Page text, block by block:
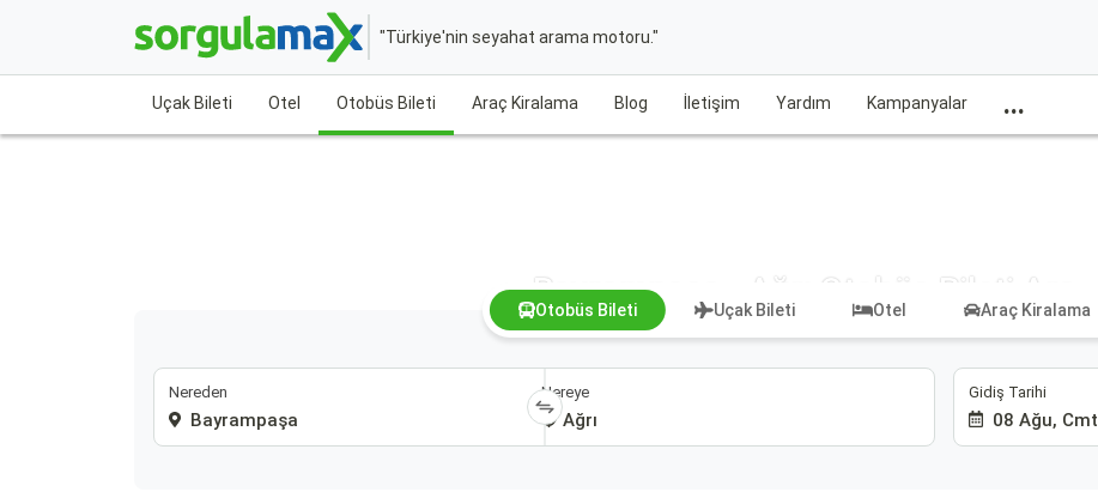
"Türkiye'nin seyahat arama motoru."
Uçak Bileti Otel Otobüs Bileti Araç Kiralama Blog İletişim Yardım Kampanyalar ...
Bayrampaşa - Ağrı Otobüs Bileti Ara
Otobüs Bileti Uçak Bileti Otel Araç Kiralama
Nereden Nereye Gidiş Tarihi
08 Ağu, Cmt